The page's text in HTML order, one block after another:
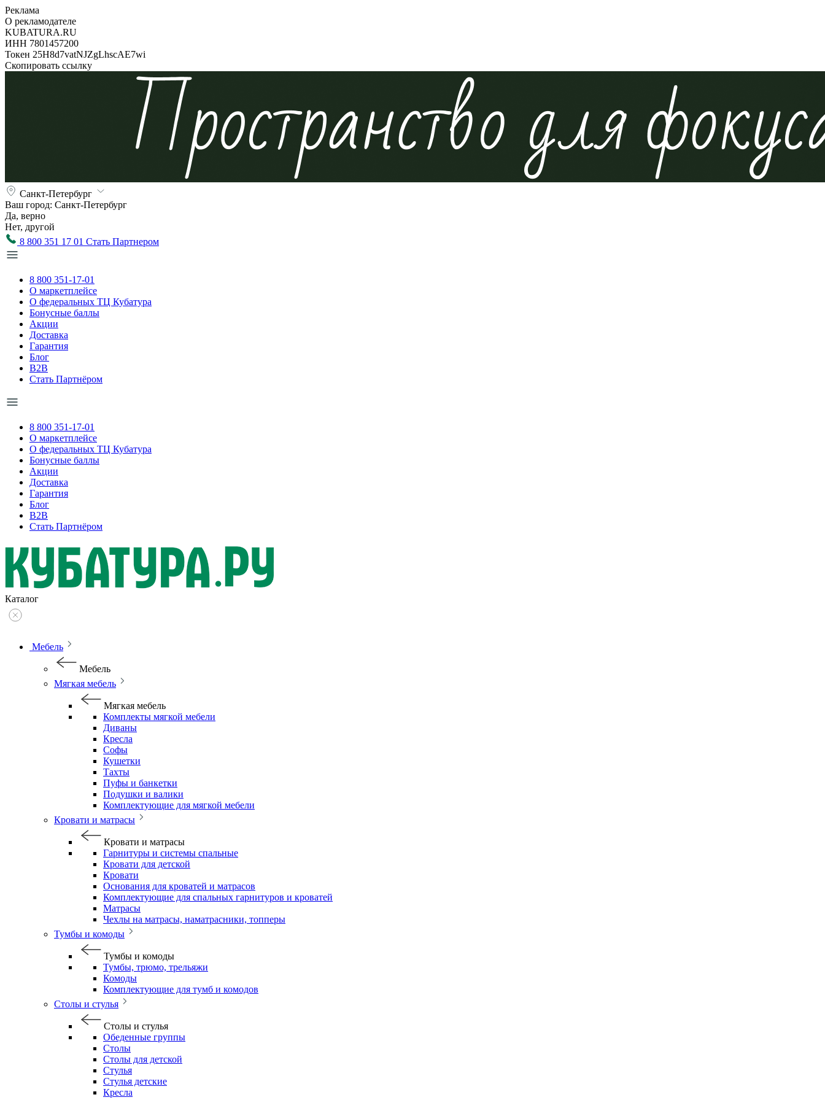
Реклама
О рекламодателе
KUBATURA.RU
ИНН 7801457200
Токен 25H8d7vatNJZgLhscAE7wi
Скопировать ссылку
Санкт-Петербург
Ваш город: Санкт-Петербург
Да, верно
Нет, другой
8 800 351 17 01 Стать Партнером
8 800 351-17-01
О маркетплейсе
О федеральных ТЦ Кубатура
Бонусные баллы
Акции
Доставка
Гарантия
Блог
B2B
Стать Партнёром
8 800 351-17-01
О маркетплейсе
О федеральных ТЦ Кубатура
Бонусные баллы
Акции
Доставка
Гарантия
Блог
B2B
Стать Партнёром
Каталог
Мебель
Мебель
Мягкая мебель
Мягкая мебель
Комплекты мягкой мебели
Диваны
Кресла
Софы
Кушетки
Тахты
Пуфы и банкетки
Подушки и валики
Комплектующие для мягкой мебели
Кровати и матрасы
Кровати и матрасы
Гарнитуры и системы спальные
Кровати для детской
Кровати
Основания для кроватей и матрасов
Комплектующие для спальных гарнитуров и кроватей
Матрасы
Чехлы на матрасы, наматрасники, топперы
Тумбы и комоды
Тумбы и комоды
Тумбы, трюмо, трельяжи
Комоды
Комплектующие для тумб и комодов
Столы и стулья
Столы и стулья
Обеденные группы
Столы
Столы для детской
Стулья
Стулья детские
Кресла